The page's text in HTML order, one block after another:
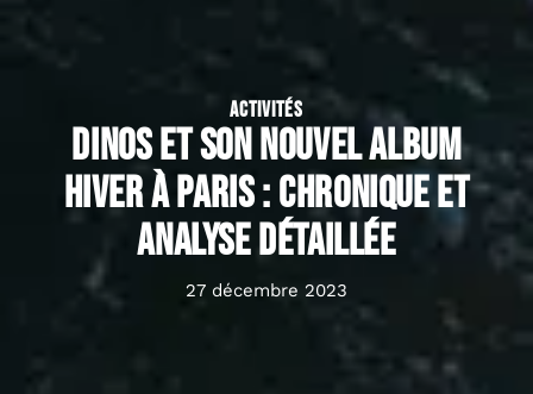
ACTIVITÉS
Dinos et son nouvel album
Hiver à Paris : chronique et
analyse détaillée
27 décembre 2023